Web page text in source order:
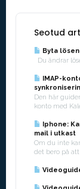
Seotud
Byta
Du ändrar
IMAP-
Den här
konto med
Iphone:
mail i utkast
Om du inte
det bero på att